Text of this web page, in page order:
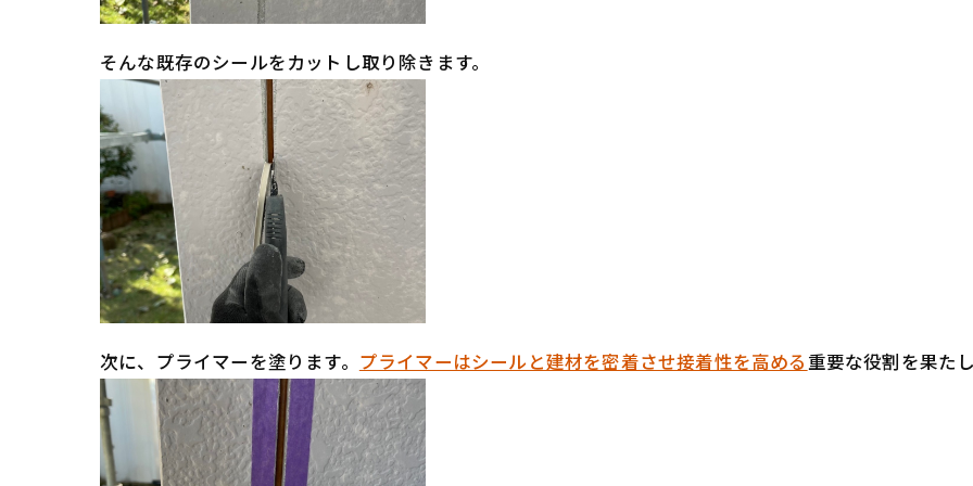
そんな既存のシールをカットし取り除きます。
次に、プライマーを塗ります。 プライマーはシールと建材を密着させ接着性を高める重要な役割を果た